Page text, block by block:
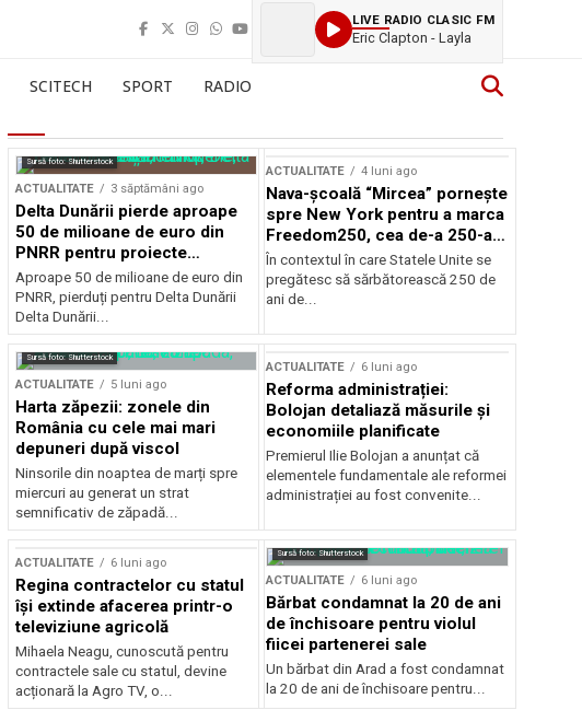
LIVE RADIO CLASIC FM
Eric Clapton - Layla
SCITECH SPORT RADIO
Sursă foto: Shutterstock
ACTUALITATE 3 săptămâni ago
Delta Dunării pierde aproape
50 de milioane de euro din
PNRR pentru proiecte
esențiale
Aproape 50 de milioane de euro din
PNRR, pierduți pentru Delta Dunării
Delta Dunării...
ACTUALITATE 4 luni ago
Nava-școală “Mircea” pornește
spre New York pentru a marca
Freedom250, cea de-a 250-a
aniversare a Statelor Unite
În contextul în care Statele Unite se
pregătesc să sărbătorească 250 de
ani de...
Sursă foto: Shutterstock
ACTUALITATE 5 luni ago
Harta zăpezii: zonele din
România cu cele mai mari
depuneri după viscol
Ninsorile din noaptea de marți spre
miercuri au generat un strat
semnificativ de zăpadă...
ACTUALITATE 6 luni ago
Reforma administrației:
Bolojan detaliază măsurile și
economiile planificate
Premierul Ilie Bolojan a anunțat că
elementele fundamentale ale reformei
administrației au fost convenite...
ACTUALITATE 6 luni ago
Regina contractelor cu statul
își extinde afacerea printr-o
televiziune agricolă
Mihaela Neagu, cunoscută pentru
contractele sale cu statul, devine
acționară la Agro TV, o...
Sursă foto: Shutterstock
ACTUALITATE 6 luni ago
Bărbat condamnat la 20 de ani
de închisoare pentru violul
fiicei partenerei sale
Un bărbat din Arad a fost condamnat
la 20 de ani de închisoare pentru...